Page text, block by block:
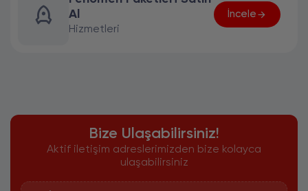
Al
Hizmetleri
İncele
Bize Ulaşabilirsiniz!
Aktif iletişim adreslerimizden bize kolayca
ulaşabilirsiniz